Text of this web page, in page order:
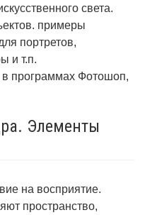
света.
примеры
портретов,
и т.п.
в программах Фотошоп,
Элементы
на восприятие.
пространство,